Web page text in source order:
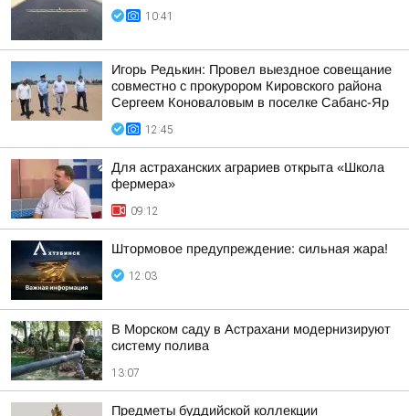
10:41
Игорь Редькин: Провел выездное совещание
совместно с прокурором Кировского района
Сергеем Коноваловым в поселке Сабанс-Яр
12:45
Для астраханских аграриев открыта «Школа
фермера»
09:12
Штормовое предупреждение: сильная жара!
12:03
В Морском саду в Астрахани модернизируют
систему полива
13:07
Предметы буддийской коллекции